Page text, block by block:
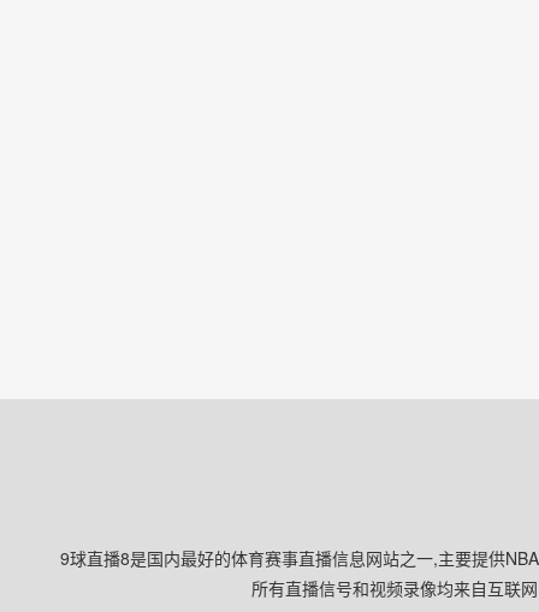
9球直播8是国内最好的体育赛事直播信息网站之一,主要提供
所有直播信号和视频录像均来自互联